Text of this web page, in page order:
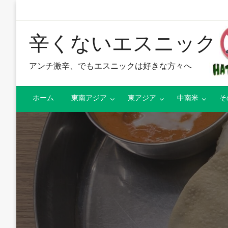
辛くないエスニック
アンチ激辛、でもエスニックは好きな方々へ
ホーム 東南アジア 東アジア 中南米